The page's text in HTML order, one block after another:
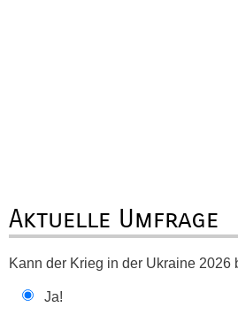
Aktuelle Umfrage
Kann der Krieg in der Ukraine 2026
Ja!